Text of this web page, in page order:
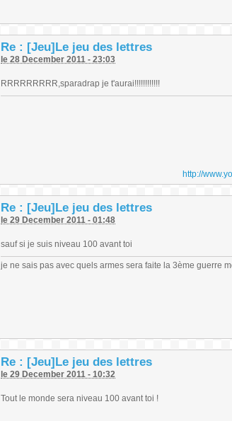
Re : [Jeu]Le jeu des lettres
le 28 December 2011 - 23:03
RRRRRRRRR,sparadrap je t'aurai!!!!!!!!!!!!
http://
Re : [Jeu]Le jeu des lettres
le 29 December 2011 - 01:48
sauf si je suis niveau 100 avant toi
je ne sais pas avec quels armes sera faite la 3ème guerre
Re : [Jeu]Le jeu des lettres
le 29 December 2011 - 10:32
Tout le monde sera niveau 100 avant toi !